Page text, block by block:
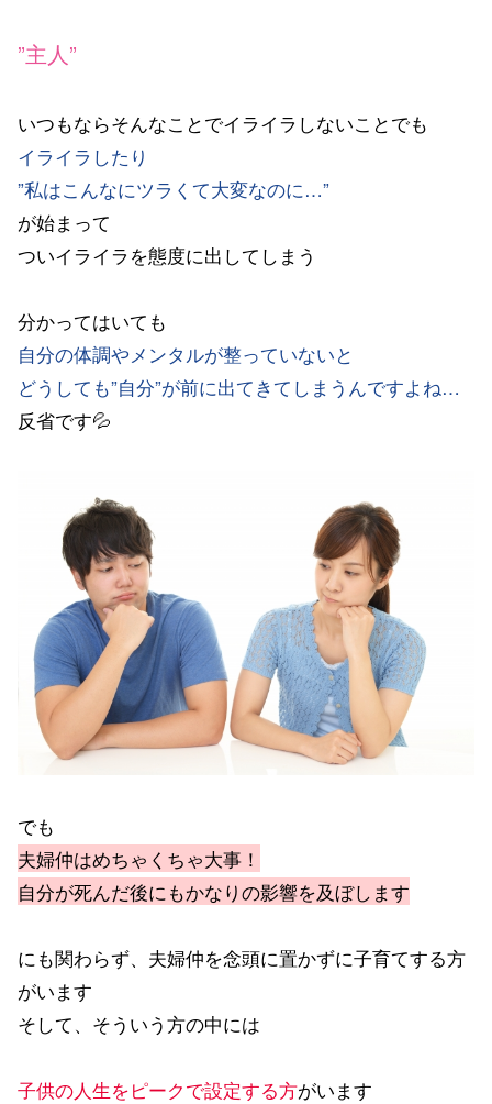
”主人”
いつもならそんなことでイライラしないことでも
イライラしたり
”私はこんなにツラくて大変なのに…”
が始まって
ついイライラを態度に出してしまう
分かってはいても
自分の体調やメンタルが整っていないと
どうしても”自分”が前に出てきてしまうんですよね…
反省です💦
でも
夫婦仲はめちゃくちゃ大事！
自分が死んだ後にもかなりの影響を及ぼします
にも関わらず、夫婦仲を念頭に置かずに子育てする方
がいます
そして、そういう方の中には
子供の人生をピークで設定する方がいます